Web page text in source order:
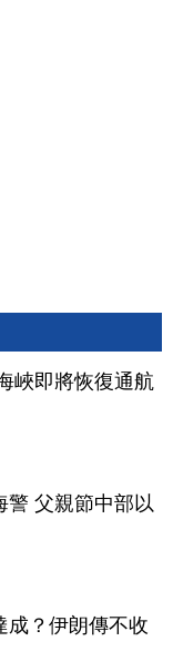
峽即將恢復通航
警 父親節中部以
成？伊朗傳不收